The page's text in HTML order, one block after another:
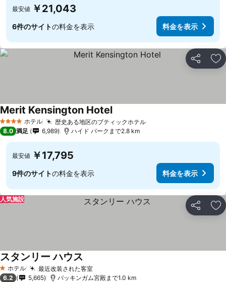
最安値 ￥21,043
6件のサイトの料金を表示 料金を表示
シェア お
4 ホテルのランク
ホテル 歴史ある地区のブティックホテル
Merit Kensington Hotel
8.0 満足 6,989 ハイド パークまで2.8 km
最安値 ￥17,795
9件のサイトの料金を表示 料金を表示
シェア お
人気施設
1 ホテルのランク
ホテル 最近改装された客室
スタンリー ハウス
6.2 5,665 バッキンガム宮殿まで1.0 km